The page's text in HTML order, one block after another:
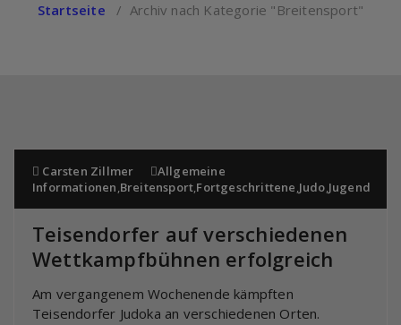
Startseite / Archiv nach Kategorie "Breitensport"
Carsten Zillmer
Allgemeine
Informationen,Breitensport,Fortgeschrittene,Judo,Jugend
Teisendorfer auf verschiedenen
Wettkampfbühnen erfolgreich
Am vergangenem Wochenende kämpften
Teisendorfer Judoka an verschiedenen Orten.